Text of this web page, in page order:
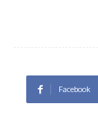
Facebook